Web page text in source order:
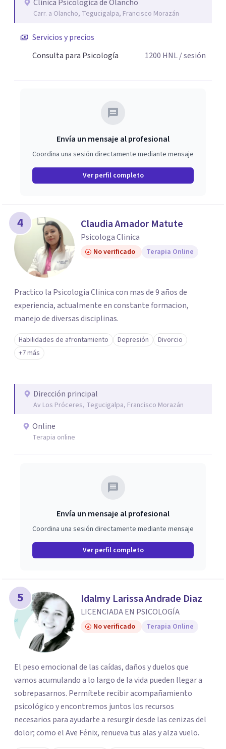
pensamientos, emociones y conductas que pueden
generar malestar, desarrollando herramientas prácticas
para afrontar las dificultades de manera saludable. No
paso para pedir ayuda también es una forma de cuidarse.
Clínica Psicologica de Olancho
Carr. a Olancho, Tegucigalpa, Francisco Morazán
Servicios y precios
Consulta para Psicología
1200 HNL/ sesión
Envía un mensaje al profesional
Coordina una sesión directamente mediante mensaje
Ver perfil completo
4 Claudia Amador Matute
Psicologa Clinica
No verificado Terapia Online
Practico la Psicologia Clinica con mas de 9 años de
experiencia, actualmente en constante formacion,
manejo de diversas disciplinas.
Habilidades de afrontamiento Depresión
Divorcio
+7 más
Dirección principal
Av Los Próceres, Tegucigalpa, Francisco Morazán
Online
Terapia online
Envía un mensaje al profesional
Coordina una sesión directamente mediante mensaje
Ver perfil completo
5 Idalmy Larissa Andrade Diaz
LICENCIADA EN PSICOLOGÍA
No verificado Terapia Online
El peso emocional de las caídas, daños y duelos que
vamos acumulando a lo largo de la vida pueden llegar a
sobrepasarnos. Permítete recibir acompañamiento
psicológico y encontremos juntos los recursos
necesarios para ayudarte a resurgir desde las cenizas del
dolor; como el Ave Fénix, renueva tus alas y alza vuelo.